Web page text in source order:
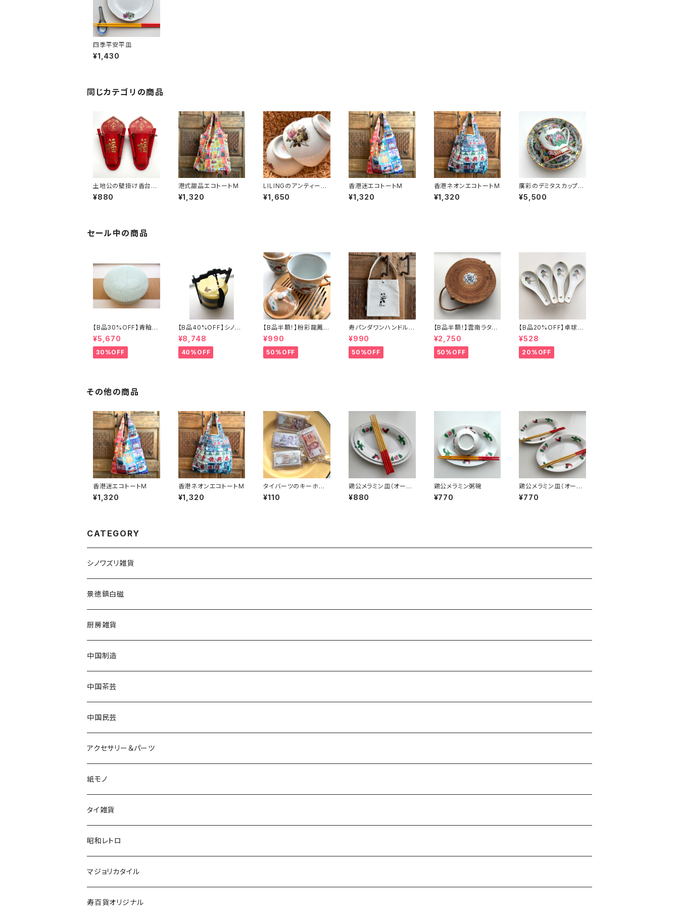
四季平安平皿
¥1,430
同じカテゴリの商品
土地公の壁掛け香台
「福」
¥880
港式甜品エコトートM
¥1,320
LILINGのアンティーク
ローズ飯碗〜70年代醴
陵窯
¥1,650
香港迷エコトートM
¥1,320
香港ネオンエコトートM
¥1,320
廣彩のデミタスカップ＆
ソーサー（70年代廣彩
デッドストック）
¥5,500
セール中の商品
【B品30%OFF】青釉瓷
蓋付盒（蓮の実）
¥5,670
30%OFF
【B品40%OFF】シノワ
ズリ手提げ三段重「バタ
フライ」
¥8,748
40%OFF
【B品半額！】粉彩龍鳳図
蓋碗（80年代景徳鎮デ
ッドストック）
¥990
50%OFF
寿パンダワンハンドルバ
ッグ
¥990
50%OFF
【B品半額！】雲南ラタン
カゴバッグ
¥2,750
50%OFF
【B品20%OFF】卓球少
年レンゲ
¥528
20%OFF
その他の商品
香港迷エコトートM
¥1,320
香港ネオンエコトートM
¥1,320
タイバーツのキーホル
ダー
¥110
鶏公メラミン皿（オーバ
ル中）
¥880
鶏公メラミン粥碗
¥770
鶏公メラミン皿（オーバ
ル小）
¥770
CATEGORY
シノワズリ雑貨
景徳鎮白磁
厨房雑貨
中国制造
中国茶芸
中国民芸
アクセサリー＆パーツ
紙モノ
タイ雑貨
昭和レトロ
マジョリカタイル
寿百貨オリジナル